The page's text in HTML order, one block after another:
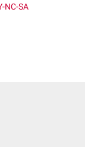
NC-SA